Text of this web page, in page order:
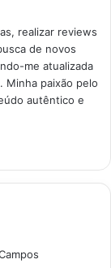
realizar reviews
de novos
me atualizada
Minha paixão pelo
autêntico e